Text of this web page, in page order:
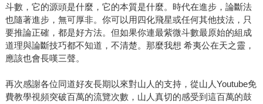
斗數，它的源頭是什麼，它的本質是什麼。時代在進步，論斷法
也隨著進步，無可厚非。你可以用四化飛星或任何其他技法，只
要推論正確，都是好方法。但如果你連最紫微斗數最原始的組成
道理與論斷技巧都不知道，不清楚。那麼我想 希夷公在天之靈，
應該也會長嘆三聲。
再次感謝各位同道好友長期以來對山人的支持，從山人Youtube免
費教學視頻突破百萬的流覽次數，山人真切的感受到這百萬的鼓